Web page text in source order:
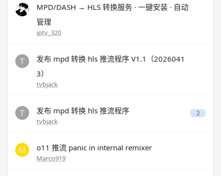
MPD/DASH → HLS 转换服务 · 一键安装 · 自动
管理
iptv_320
发布 mpd 转换 hls 推流程序 V1.1（2026041
3）
tvbjack
发布 mpd 转换 hls 推流程序
tvbjack
2
o11 推流 panic in internal remixer
Marco919